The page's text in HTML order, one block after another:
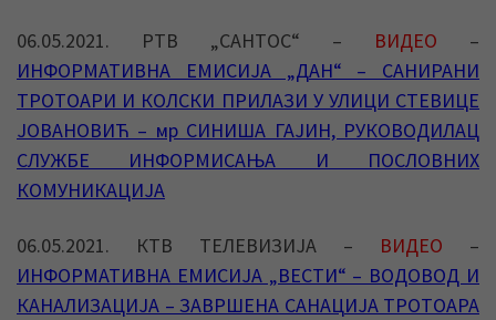
06.05.2021. РТВ „САНТОС“ – ВИДЕО –
ИНФОРМАТИВНА ЕМИСИЈА „ДАН“ – САНИРАНИ
ТРОТОАРИ И КОЛСКИ ПРИЛАЗИ У УЛИЦИ СТЕВИЦЕ
ЈОВАНОВИЋ – мр СИНИША ГАЈИН, РУКОВОДИЛАЦ
СЛУЖБЕ ИНФОРМИСАЊА И ПОСЛОВНИХ
КОМУНИКАЦИЈА
06.05.2021. КТВ ТЕЛЕВИЗИЈА – ВИДЕО –
ИНФОРМАТИВНА ЕМИСИЈА „ВЕСТИ“ – ВОДОВОД И
КАНАЛИЗАЦИЈА – ЗАВРШЕНА САНАЦИЈА ТРОТОАРА